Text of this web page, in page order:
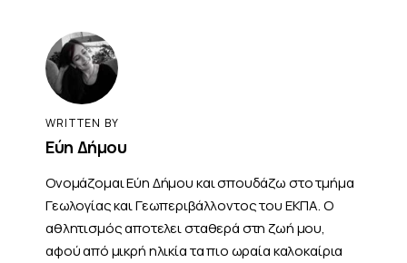
WRITTEN BY
Εύη Δήμου
Ονομάζομαι Εύη Δήμου και σπουδάζω στο τμήμα
Γεωλογίας και Γεωπεριβάλλοντος του ΕΚΠΑ. Ο
αθλητισμός αποτελει σταθερά στη ζωή μου,
αφού από μικρή ηλικία τα πιο ωραία καλοκαίρια